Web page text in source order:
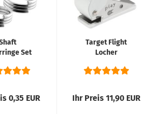
Set
0,35 EUR
Target Flight
Locher
Ihr Preis 11,90 EUR